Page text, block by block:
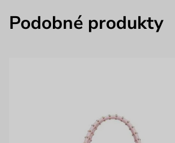
Podobné produkty